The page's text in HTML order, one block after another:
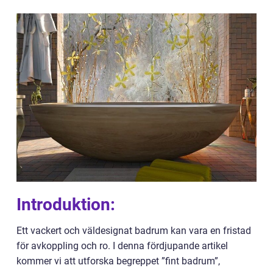
Introduktion:
Ett vackert och väldesignat badrum kan vara en fristad
för avkoppling och ro. I denna fördjupande artikel
kommer vi att utforska begreppet ”fint badrum”,